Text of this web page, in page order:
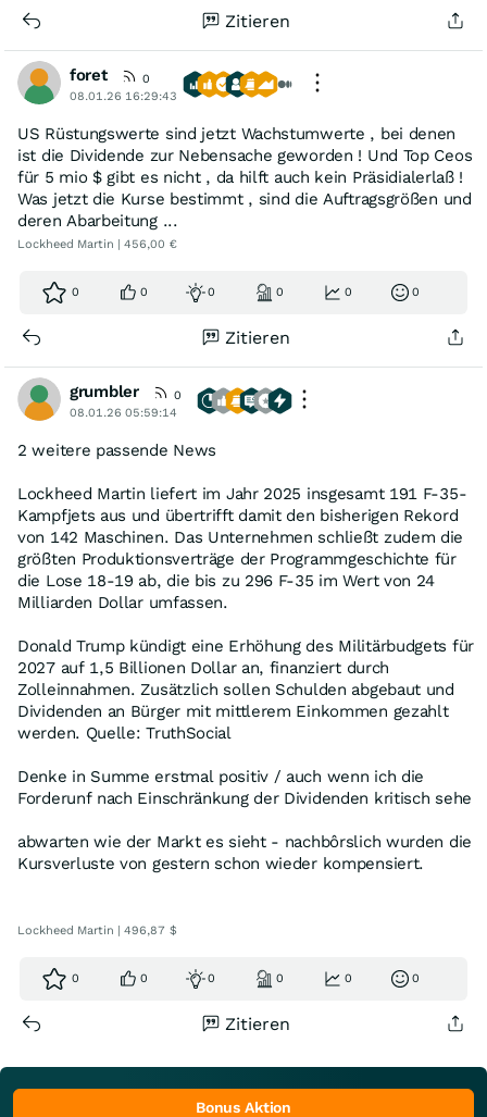
Zitieren
foret
0
08.01.26 16:29:43
US Rüstungswerte sind jetzt Wachstumwerte , bei denen
ist die Dividende zur Nebensache geworden ! Und Top Ceos
für 5 mio $ gibt es nicht , da hilft auch kein Präsidialerlaß !
Was jetzt die Kurse bestimmt , sind die Auftragsgrößen und
deren Abarbeitung ...
Lockheed Martin | 456,00 €
0 0 0 0 0 0
Zitieren
grumbler
0
08.01.26 05:59:14
2 weitere passende News
Lockheed Martin liefert im Jahr 2025 insgesamt 191 F-35-
Kampfjets aus und übertrifft damit den bisherigen Rekord
von 142 Maschinen. Das Unternehmen schließt zudem die
größten Produktionsverträge der Programmgeschichte für
die Lose 18-19 ab, die bis zu 296 F-35 im Wert von 24
Milliarden Dollar umfassen.
Donald Trump kündigt eine Erhöhung des Militärbudgets für
2027 auf 1,5 Billionen Dollar an, finanziert durch
Zolleinnahmen. Zusätzlich sollen Schulden abgebaut und
Dividenden an Bürger mit mittlerem Einkommen gezahlt
werden. Quelle: TruthSocial
Denke in Summe erstmal positiv / auch wenn ich die
Forderunf nach Einschränkung der Dividenden kritisch sehe
abwarten wie der Markt es sieht - nachbôrslich wurden die
Kursverluste von gestern schon wieder kompensiert.
Lockheed Martin | 496,87 $
0 0 0 0 0 0
Zitieren
Bonus Aktion